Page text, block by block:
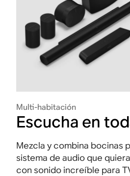
Multi-habitación
Escucha en
Mezcla y combina bocinas
sistema de audio que
con sonido increíble para